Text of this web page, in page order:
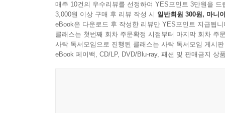
매주 10건의 우수리뷰를 선정하여 YES포인트 3만원을 드
3,000원 이상 구매 후 리뷰 작성 시 일반회원 300원, 마니
eBook은 다운로드 후 작성한 리뷰만 YES포인트 지급됩니
클래스는 첫번째 회차 주문확정 시점부터 마지막 회차 주
사락 독서모임으로 진행된 클래스는 사락 독서모임 게시
eBook 페이백, CD/LP, DVD/Blu-ray, 패션 및 판매금지 상